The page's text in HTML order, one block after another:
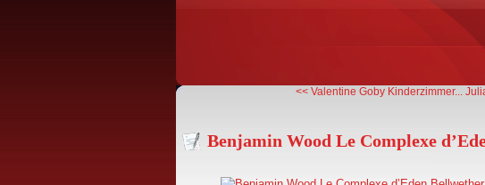
<< Valentine Goby Kinderzimmer...
Benjamin Wood Le Complexe